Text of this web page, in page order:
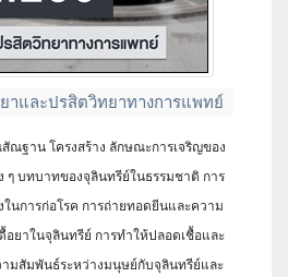
าและปรสิตวิทยาทางการแพทย์
ณฐาน โครงสร้าง ลักษณะการเจริญของ
ๆ บทบาทของจุลินทรีย์ในธรรมชาติ การ
ในการก่อโรค การถ่ายทอดยีนและความ
ยาในจุลินทรีย์ การทำให้ปลอดเชื้อและ
ามสัมพันธ์ระหว่างมนุษย์กับจุลินทรีย์และ